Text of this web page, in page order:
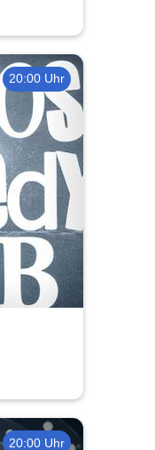
20:00 Uhr
20:00 Uhr